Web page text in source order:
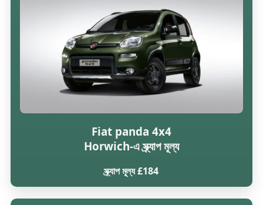
Fiat panda 4x4
Horwich-এ স্ক্র্যাপ মূল্য
স্ক্র্যাপ মূল্য £184